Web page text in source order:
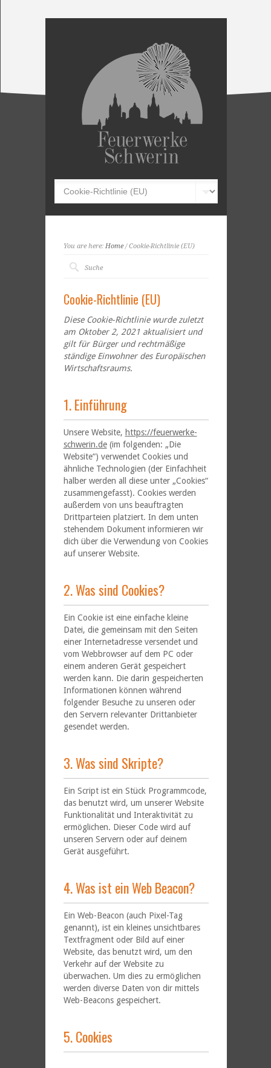
You are here: Home/ Cookie-Richtlinie (EU)
Cookie-Richtlinie (EU)
Diese Cookie-Richtlinie wurde zuletzt
am Oktober 2, 2021 aktualisiert und
gilt für Bürger und rechtmäßige
ständige Einwohner des Europäischen
Wirtschaftsraums.
1. Einführung
Unsere Website, https://feuerwerke-
schwerin.de(im folgenden: „Die
Website“) verwendet Cookies und
ähnliche Technologien (der Einfachheit
halber werden all diese unter „Cookies“
zusammengefasst). Cookies werden
außerdem von uns beauftragten
Drittparteien platziert. In dem unten
stehendem Dokument informieren wir
dich über die Verwendung von Cookies
auf unserer Website.
2. Was sind Cookies?
Ein Cookie ist eine einfache kleine
Datei, die gemeinsam mit den Seiten
einer Internetadresse versendet und
vom Webbrowser auf dem PC oder
einem anderen Gerät gespeichert
werden kann. Die darin gespeicherten
Informationen können während
folgender Besuche zu unseren oder
den Servern relevanter Drittanbieter
gesendet werden.
3. Was sind Skripte?
Ein Script ist ein Stück Programmcode,
das benutzt wird, um unserer Website
Funktionalität und Interaktivität zu
ermöglichen. Dieser Code wird auf
unseren Servern oder auf deinem
Gerät ausgeführt.
4. Was ist ein Web Beacon?
Ein Web-Beacon (auch Pixel-Tag
genannt), ist ein kleines unsichtbares
Textfragment oder Bild auf einer
Website, das benutzt wird, um den
Verkehr auf der Website zu
überwachen. Um dies zu ermöglichen
werden diverse Daten von dir mittels
Web-Beacons gespeichert.
5. Cookies